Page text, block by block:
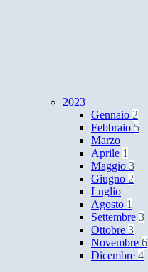
2023
Gennaio 2
Febbraio 5
Marzo
Aprile 1
Maggio 3
Giugno 2
Luglio
Agosto 1
Settembre 3
Ottobre 3
Novembre 6
Dicembre 4